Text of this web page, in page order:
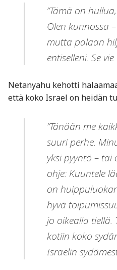
”Tämä on
Olen kunnossa
mutta palaan
entiselleni. Se
Netanyahu kehotti
että koko Israel on heidän
”Tänään me
suuri perhe.
yksi pyyntö – tai
ohje: Kuuntele
on
hyvä
jo oikealla tiellä.
kotiin koko
Israelin